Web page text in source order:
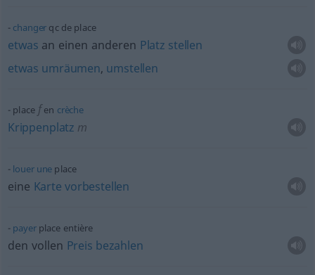
changer qcde place
etwas an einen anderen Platz stellen
etwas umräumen, umstellen
placef en crèche
Krippenplatz m
louer une place
eine Karte vorbestellen
payerplace entière
den vollen Preis bezahlen